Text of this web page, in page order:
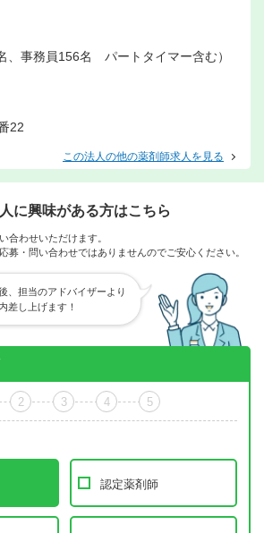
、事務員156名 パートタイマー含む）
22
この法人の他の薬剤師求人を見る
に興味がある方はこちら
合わせいただけます。
募・問い合わせではありませんのでご安心ください。
、担当のアドバイザーより
差し上げます！
2 3 4 5
認定薬剤師